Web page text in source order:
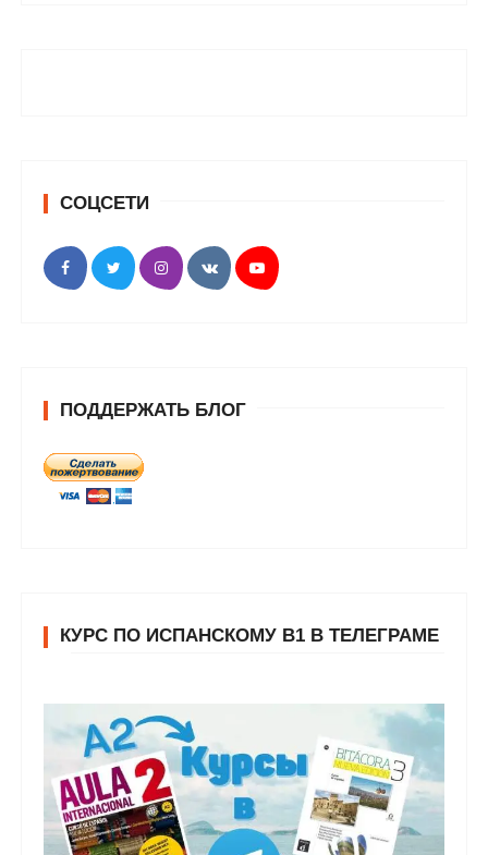
СОЦСЕТИ
ПОДДЕРЖАТЬ БЛОГ
КУРС ПО ИСПАНСКОМУ В1 В ТЕЛЕГРАМЕ